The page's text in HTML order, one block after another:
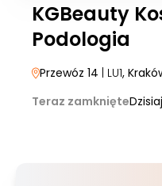
KGBeauty
Podologia
Przewóz 14 | LU1,
Teraz zamknięte